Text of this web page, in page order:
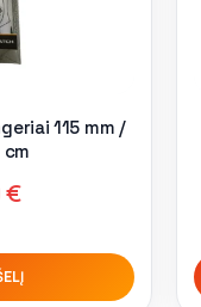
115 mm /
cm
€